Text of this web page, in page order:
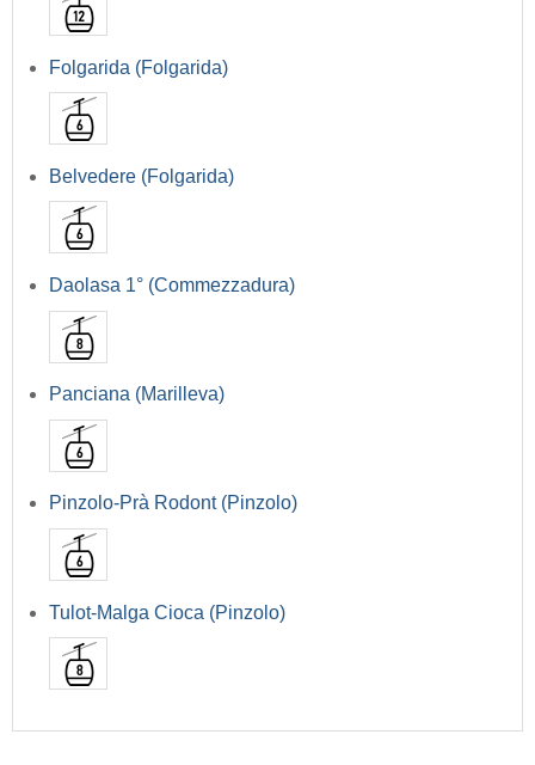
Folgarida (Folgarida)
Belvedere (Folgarida)
Daolasa 1° (Commezzadura)
Panciana (Marilleva)
Pinzolo-Prà Rodont (Pinzolo)
Tulot-Malga Cioca (Pinzolo)